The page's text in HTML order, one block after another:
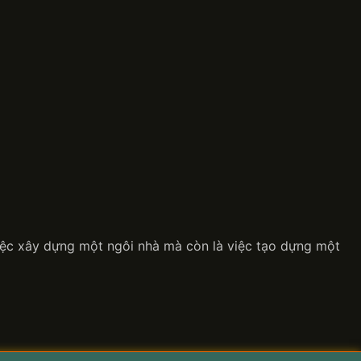
xây dựng một ngôi nhà mà còn là việc tạo dựng một